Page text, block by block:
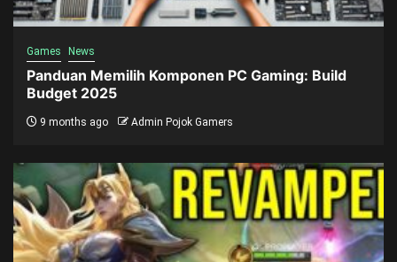
Games News
Panduan Memilih Komponen PC Gaming: Build
Budget 2025
9 months ago Admin Pojok Gamers